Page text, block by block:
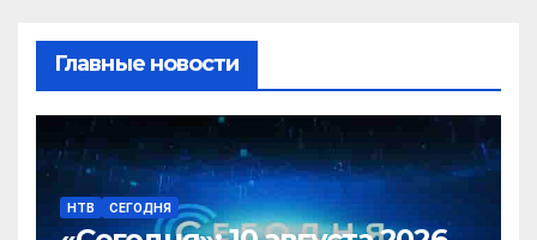
Главные новости
НТВ СЕГОДНЯ